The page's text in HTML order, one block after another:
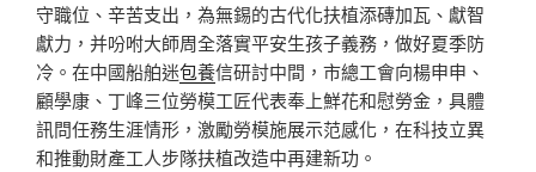
守職位、辛苦支出，為無錫的古代化扶植添磚加瓦、獻智
獻力，并吩咐大師周全落實平安生孩子義務，做好夏季防
冷。在中國船舶迷包養信研討中間， 市總工會向楊申申、
顧學康、丁峰三位勞模工匠代表奉上鮮花和慰勞金，具體
訊問任務生涯情形，激勵勞模施展示范感化，在科技立異
和推動財產工人步隊扶植改造中再建新功。